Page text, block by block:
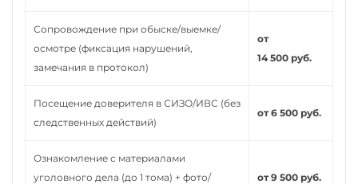
Сопровождение при обыске/выемке/
осмотре (фиксация нарушений,
замечания в протокол)
от
14 500 руб.
Посещение доверителя в СИЗО/ИВС (без
следственных действий)
от 6 500 руб.
Ознакомление с материалами
уголовного дела (до 1 тома) + фото/
от 9 500 руб.